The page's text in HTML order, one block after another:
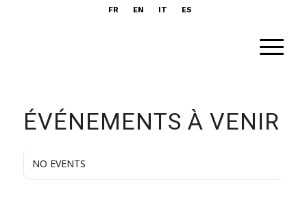
FR EN IT ES
ÉVÉNEMENTS À VENIR
NO EVENTS